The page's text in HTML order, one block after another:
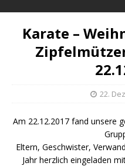
Karate –
22.
Am 22.12.2017 fand unsere
Eltern, Geschwister,
Jahr herzlich eingeladen